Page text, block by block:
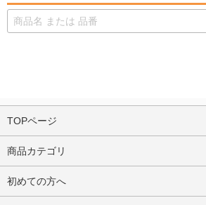
TOPページ
商品カテゴリ
初めての方へ